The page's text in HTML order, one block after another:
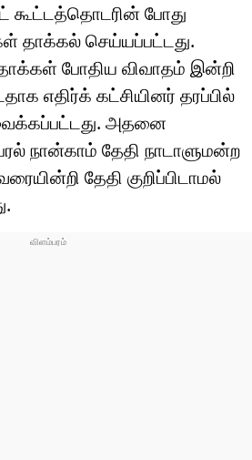
கூட்டத்தொடரின் போது
தாக்கல் செய்யப்பட்டது.
போதிய விவாதம் இன்றி
எதிர்க் கட்சியினர் தரப்பில்
அதனை
நான்காம் தேதி நாடாளுமன்ற
தேதி குறிப்பிடாமல்